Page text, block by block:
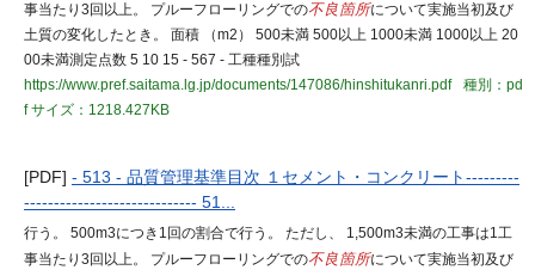
事当たり3回以上。 プルーフローリングでの不良箇所について実施当初及び
土質の変化したとき。 面積 （m2） 500未満 500以上 1000未満 1000以上 20
00未満測定点数 5 10 15 - 567 - 工種種別試
https://www.pref.saitama.lg.jp/documents/147086/hinshitukanri.pdf
種別：pd
fサイズ：1218.427KB
[PDF] - 513 - 品質管理基準目次 １セメント・コンクリート---------
----------------------------- 51...
行う。 500m3につき1回の割合で行う。 ただし、 1,500m3未満の工事は1工
事当たり3回以上。 プルーフローリングでの不良箇所について実施当初及び